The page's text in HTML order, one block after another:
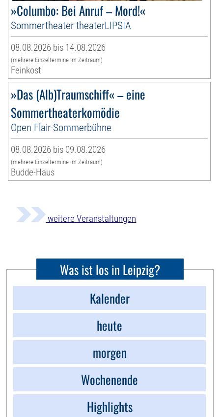
»Columbo: Bei Anruf – Mord!«
Sommertheater theaterLIPSIA
08.08.2026 bis 14.08.2026
(mehrere Einzeltermine im Zeitraum)
Feinkost
»Das (Alb)Traumschiff« – eine
Sommertheaterkomödie
Open Flair-Sommerbühne
08.08.2026 bis 09.08.2026
(mehrere Einzeltermine im Zeitraum)
Budde-Haus
weitere Veranstaltungen
Was ist los in Leipzig?
Kalender
heute
morgen
Wochenende
Highlights